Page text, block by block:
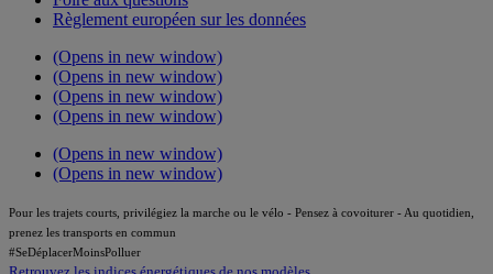
Règlement européen sur les données
(Opens in new window)
(Opens in new window)
(Opens in new window)
(Opens in new window)
(Opens in new window)
(Opens in new window)
Pour les trajets courts, privilégiez la marche ou le vélo - Pensez à covoiturer - Au quotidien,
prenez les transports en commun
#SeDéplacerMoinsPolluer